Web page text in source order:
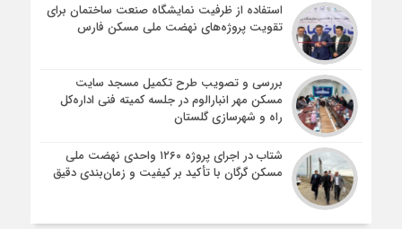
استفاده از ظرفیت نمایشگاه صنعت ساختمان برای
تقویت پروژه‌های نهضت ملی مسکن فارس
بررسی و تصویب طرح تکمیل مسجد سایت
مسکن مهر انبارالوم در جلسه کمیته فنی اداره‌کل
راه و شهرسازی گلستان
شتاب در اجرای پروژه ۱۲۶۰ واحدی نهضت ملی
مسکن گرگان با تأکید بر کیفیت و زمان‌بندی دقیق